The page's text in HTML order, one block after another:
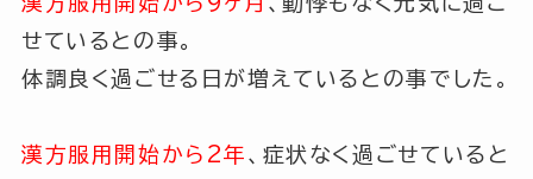
せているとの事。
体調良く過ごせる日が増えているとの事でした。
漢方服用開始から2年 、症状なく過ごせていると